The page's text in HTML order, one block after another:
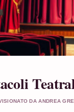
DA ANDREA